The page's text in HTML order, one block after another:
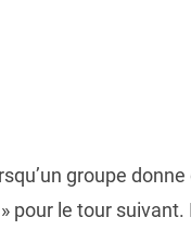
groupe donne
pour le tour suivant.